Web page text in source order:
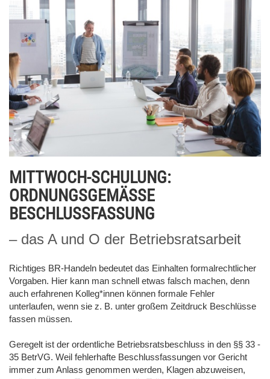
MITTWOCH-SCHULUNG:
ORDNUNGSGEMÄSSE
BESCHLUSSFASSUNG
– das A und O der Betriebsratsarbeit
Richtiges BR-Handeln bedeutet das Einhalten formalrechtlicher
Vorgaben. Hier kann man schnell etwas falsch machen, denn
auch erfahrenen Kolleg*innen können formale Fehler
unterlaufen, wenn sie z. B. unter großem Zeitdruck Beschlüsse
fassen müssen.
Geregelt ist der ordentliche Betriebsratsbeschluss in den §§ 33 -
35 BetrVG. Weil fehlerhafte Beschlussfassungen vor Gericht
immer zum Anlass genommen werden, Klagen abzuweisen,